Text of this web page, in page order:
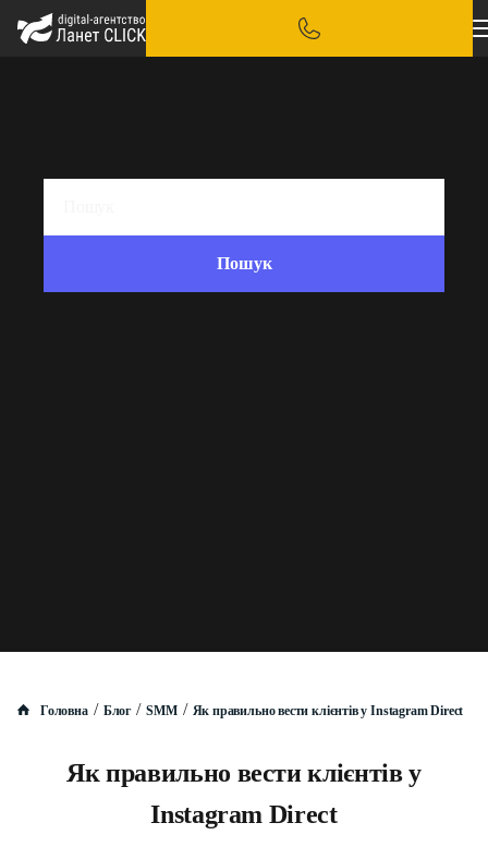
Головна / Блог / SMM / Як правильно вести клієнтів у Instagram Direct
Як правильно вести клієнтів у
Instagram Direct